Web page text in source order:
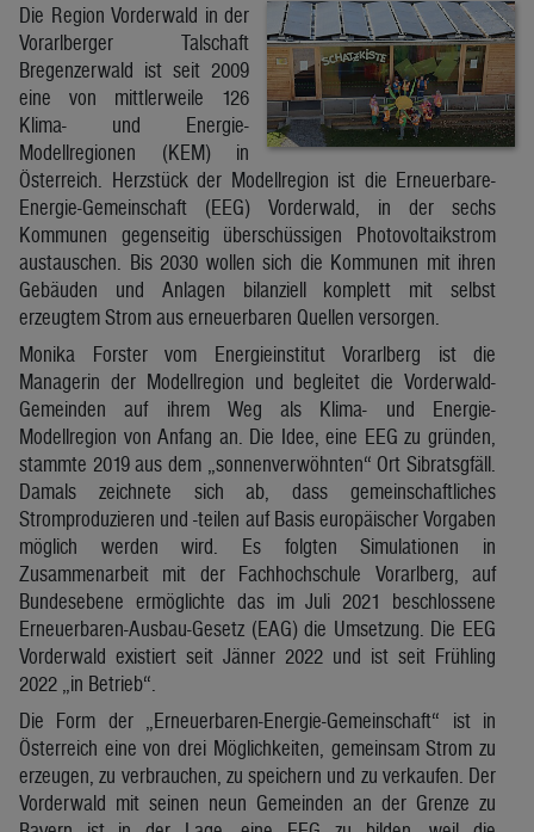
Die Region Vorderwald in der
Vorarlberger Talschaft
Bregenzerwald ist seit 2009
eine von mittlerweile 126
Klima- und Energie-
Modellregionen (KEM) in
Österreich. Herzstück der Modellregion ist die Erneuerbare-
Energie-Gemeinschaft (EEG) Vorderwald, in der sechs
Kommunen gegenseitig überschüssigen Photovoltaikstrom
austauschen. Bis 2030 wollen sich die Kommunen mit ihren
Gebäuden und Anlagen bilanziell komplett mit selbst
erzeugtem Strom aus erneuerbaren Quellen versorgen.
Monika Forster vom Energieinstitut Vorarlberg ist die
Managerin der Modellregion und begleitet die Vorderwald-
Gemeinden auf ihrem Weg als Klima- und Energie-
Modellregion von Anfang an. Die Idee, eine EEG zu gründen,
stammte 2019 aus dem „sonnenverwöhnten“ Ort Sibratsgfäll.
Damals zeichnete sich ab, dass gemeinschaftliches
Stromproduzieren und -teilen auf Basis europäischer Vorgaben
möglich werden wird. Es folgten Simulationen in
Zusammenarbeit mit der Fachhochschule Vorarlberg, auf
Bundesebene ermöglichte das im Juli 2021 beschlossene
Erneuerbaren-Ausbau-Gesetz (EAG) die Umsetzung. Die EEG
Vorderwald existiert seit Jänner 2022 und ist seit Frühling
2022 „in Betrieb“.
Die Form der „Erneuerbaren-Energie-Gemeinschaft“ ist in
Österreich eine von drei Möglichkeiten, gemeinsam Strom zu
erzeugen, zu verbrauchen, zu speichern und zu verkaufen. Der
Vorderwald mit seinen neun Gemeinden an der Grenze zu